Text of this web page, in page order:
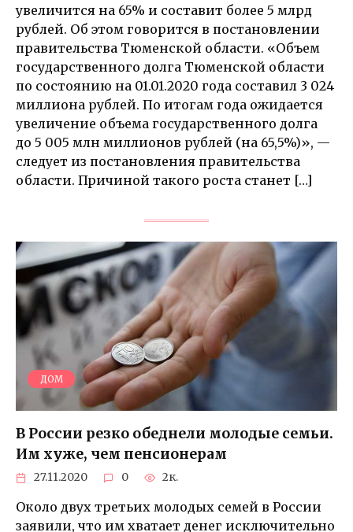
увеличится на 65% и составит более 5 млрд
рублей. Об этом говорится в постановлении
правительства Тюменской области. «Объем
государственного долга Тюменской области
по состоянию на 01.01.2020 года составил 3 024
миллиона рублей. По итогам года ожидается
увеличение объема государственного долга
до 5 005 млн миллионов рублей (на 65,5%)», —
следует из постановления правительства
области. Причиной такого роста станет […]
ДОМ
В России резко обеднели молодые семьи.
Им хуже, чем пенсионерам
27.11.2020 0 2к.
Около двух третьих молодых семей в России
заявили, что им хватает денег исключительно